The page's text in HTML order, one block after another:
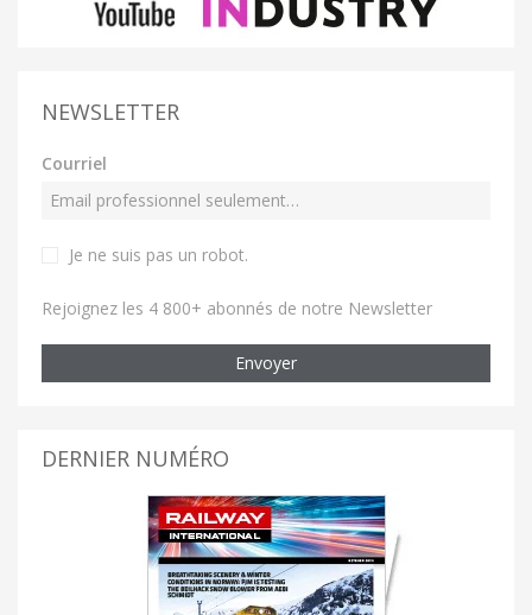
NEWSLETTER
Courriel
Je ne suis pas un robot.
Rejoignez les 4 800+ abonnés de notre Newsletter
Envoyer
DERNIER NUMÉRO